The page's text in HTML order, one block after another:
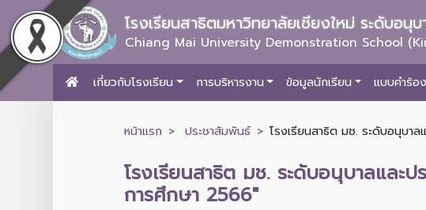
โรงเรียนสาธิตมหาวิทยาลัยเชียงใหม่ ระดับอนุ
Chiang Mai University Demonstration School
เกี่ยวกับโรงเรียน การบริหารงาน ข้อมูลนักเรียน แบบคำร้อ
หน้าแรก ประชาสัมพันธ์ โรงเรียนสาธิต มช. ระดับอนุบา
โรงเรียนสาธิต มช. ระดับอนุบาลและ
การศึกษา 2566"